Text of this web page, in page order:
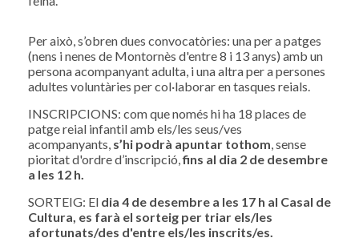
Per això, s’obren dues convocatòries: una per a patges
(nens i nenes de Montornès d'entre 8 i 13 anys) amb un
persona acompanyant adulta, i una altra per a persones
adultes voluntàries per col·laborar en tasques reials.
INSCRIPCIONS: com que només hi ha 18 places de
patge reial infantil amb els/les seus/ves
acompanyants, s’hi podrà apuntar tothom , sense
pioritat d'ordre d’inscripció,fins al dia 2 de desembre
a les 12 h.
SORTEIG: El dia 4 de desembre a les 17 h al Casal de
Cultura, es farà el sorteig per triar els/les
afortunats/des d'entre els/les inscrits/es.